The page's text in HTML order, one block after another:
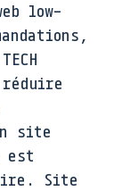
low-
réduire
site
est
Site